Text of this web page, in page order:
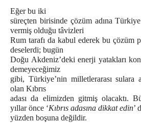
Eğer bu iki
süreçten birisinde çözüm adına
vermiş olduğu tâvizleri
Rum tarafı da kabul ederek bu çözüm
deselerdi; bugün
Doğu Akdeniz’deki enerji yatakları
demeyeceğimiz
gibi, Türkiye’nin milletlerarası sulara
olan Kıbrıs
adası da elimizden gitmiş olacaktı.
yıllar önce ‘Kıbrıs adasına dikkat edin’
yüzden boşuna değildir.